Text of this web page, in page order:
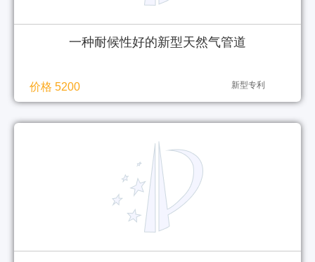
一种耐候性好的新型天然气管道
价格 5200 新型专利